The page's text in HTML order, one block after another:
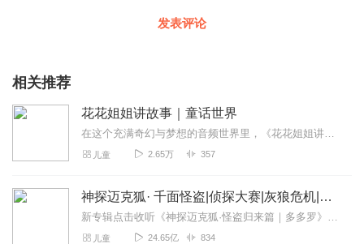
发表评论
相关推荐
花花姐姐讲故事｜童话世界
在这个充满奇幻与梦想的音频世界里，《花花姐姐讲故事》如同一缕温暖的阳光，穿透日常的喧嚣，温柔地照进每一个孩子和童心未泯的大人心田。这是一张精心策划、充满爱与想象...
儿童 2.65万 357
神探迈克狐· 千面怪盗|侦探大赛|灰狼危机|多多罗
新专辑点击收听《神探迈克狐·怪盗归来篇｜多多罗》！！！>>>点击进入主播橱窗购买《神探迈克狐》系列图书吧!<<<多多罗故事【点击前往】收听多多罗其他好玩有趣的故...
儿童 24.65亿 834